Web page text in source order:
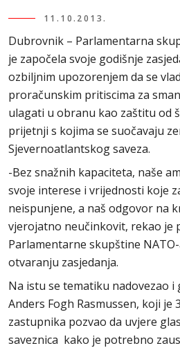
11.10.2013.
Dubrovnik – Parlamentarna
je započela svoje godišnje
ozbiljnim upozorenjem da se
proračunskim pritiscima za
ulagati u obranu kao zaštitu od
prijetnji s kojima se suočavaju
Sjevernoatlantskog saveza.
-Bez snažnih kapaciteta, naše
svoje interese i vrijednosti koje
neispunjene, a naš odgovor na
vjerojatno neučinkovit, rekao je
Parlamentarne skupštine
otvaranju zasjedanja.
Na istu se tematiku nadovezao i
Anders Fogh Rasmussen, koji je
zastupnika pozvao da uvjere
saveznica kako je potrebno